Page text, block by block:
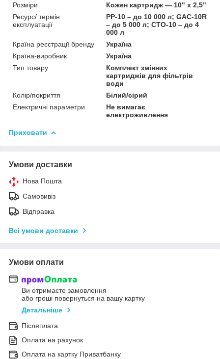
Розміри
Кожен картридж — 10" x 2,5"
Ресурс/ термін
експлуатації
PP-10 – до 10 000 л; GAC-10R
– до 5 000 л; CTO-10 – до 4
000 л
Країна реєстрації бренду
Україна
Країна-виробник
Україна
Тип товару
Комплект змінних
картриджів для фільтрів
води
Колір/покриття
Білий/сірий
Електричні параметри
Не вимагає
електроживлення
Приховати
Умови доставки
Нова Пошта
Самовивіз
Відправка
Всі умови доставки
Умови оплати
Ви отримаєте замовлення
або гроші повернуться на вашу картку
Детальніше
Післяплата
Оплата на рахунок
Оплата на картку Приватбанку